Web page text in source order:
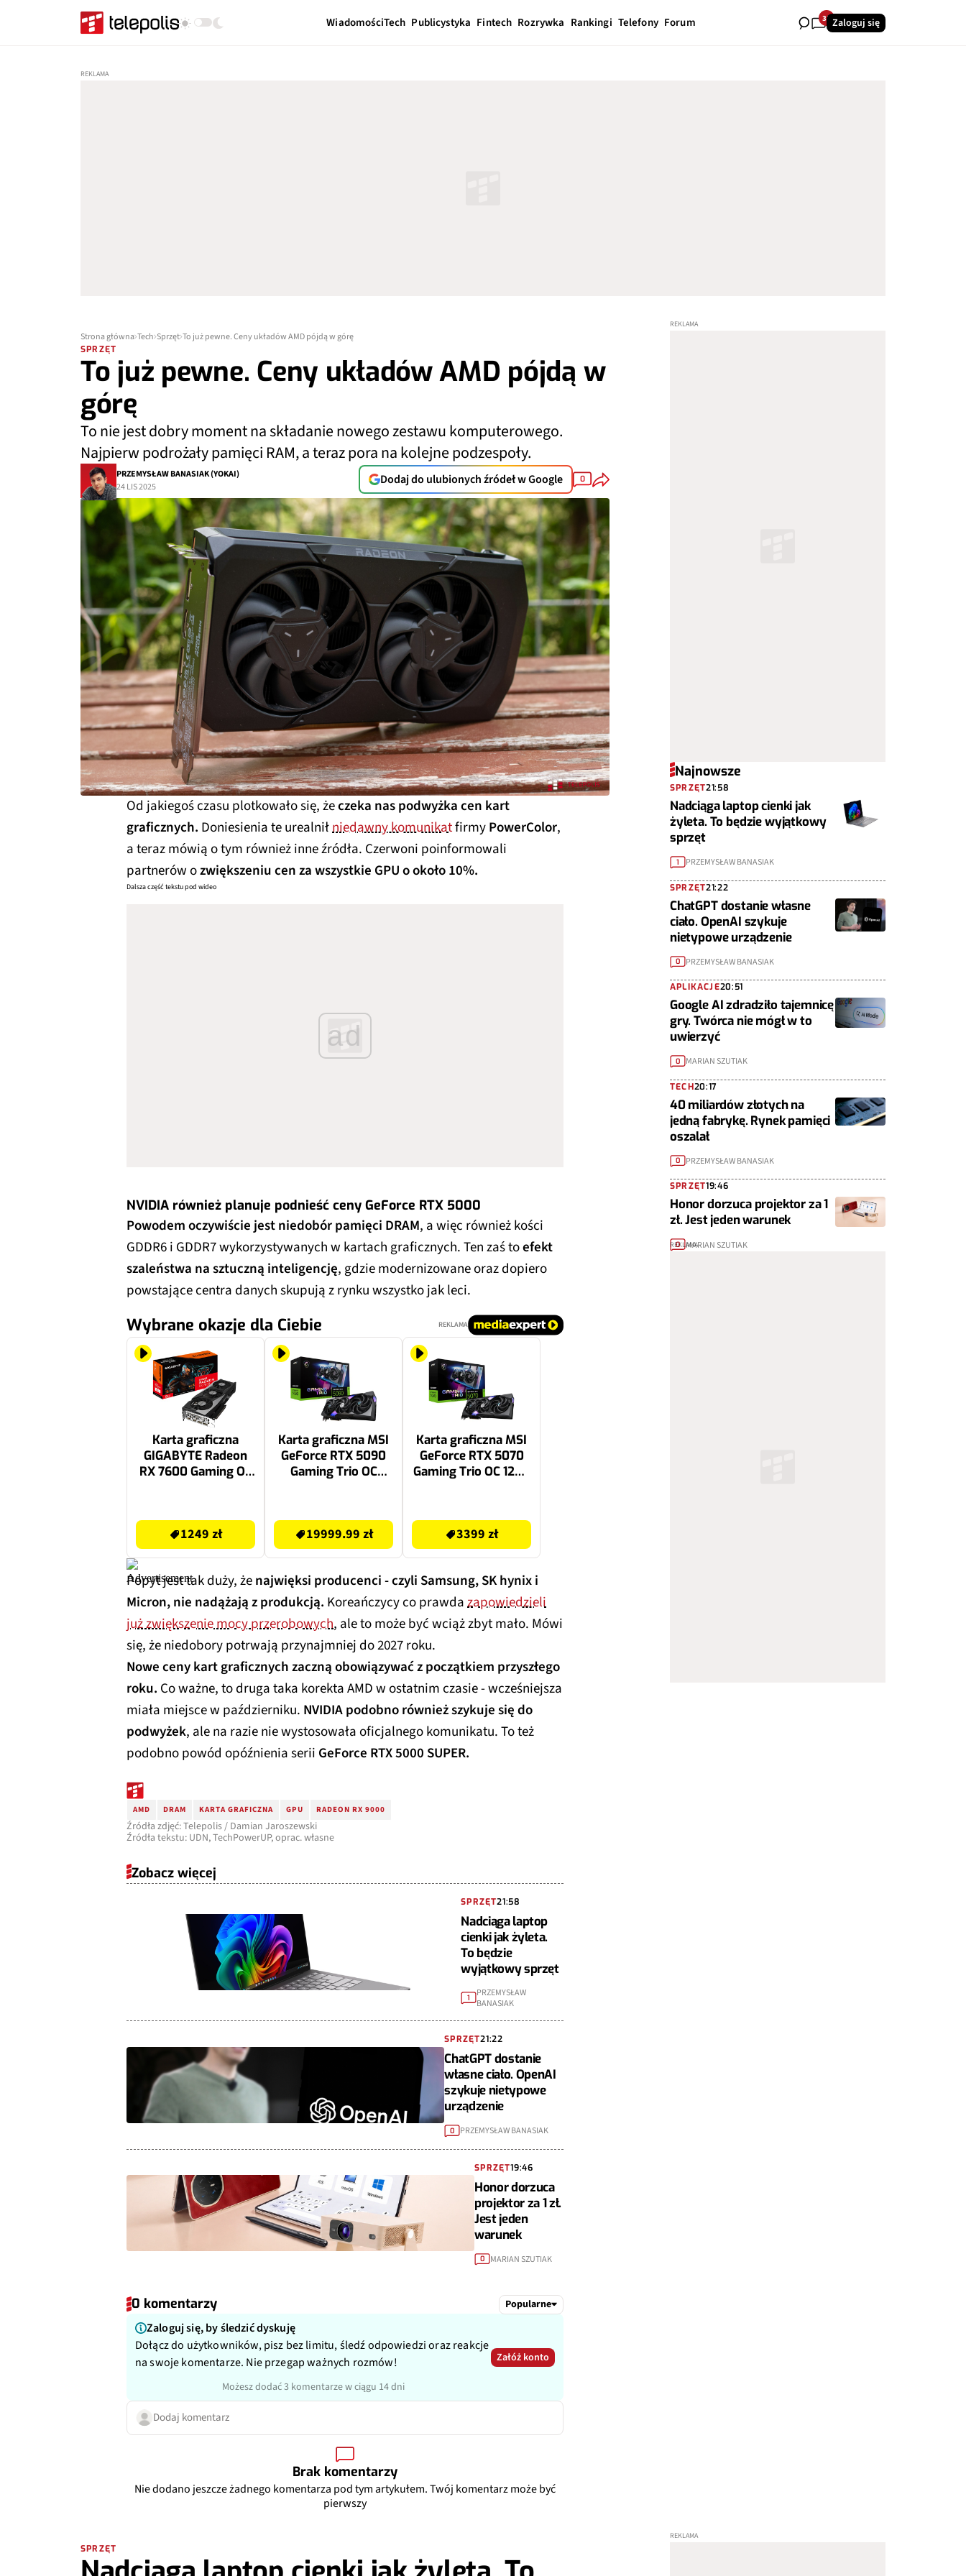
WiadomościTech Publicystyka Fintech Rozrywka Rankingi Telefony Forum 33Zaloguj się
Strona główna Tech Sprzęt To już pewne. Ceny układów AMD pójdą w górę
SPRZĘT
To już pewne. Ceny układów AMD pójdą w
górę
To nie jest dobry moment na składanie nowego zestawu komputerowego.
Najpierw podrożały pamięci RAM, a teraz pora na kolejne podzespoły.
PRZEMYSŁAW BANASIAK (YOKAI)
24 LIS 2025
Dodaj do ulubionych źródeł w Google 0
Od jakiegoś czasu plotkowało się, żeczeka nas podwyżka cen kart
graficznych. Doniesienia te urealniłniedawny komunikatfirmyPowerColor,
a teraz mówią o tym również inne źródła. Czerwoni poinformowali
partnerów ozwiększeniu cen za wszystkie GPU o około 10%.
Dalsza część tekstu pod wideo
ad
NVIDIA również planuje podnieść ceny GeForce RTX 5000
Powodem oczywiście jest niedobór pamięci DRAM, a więc również kości
GDDR6 i GDDR7 wykorzystywanych w kartach graficznych. Ten zaś toefekt
szaleństwa na sztuczną inteligencję, gdzie modernizowane oraz dopiero
powstające centra danych skupują z rynku wszystko jak leci.
Wybrane okazje dla Ciebie REKLAMA
Karta graficzna
GIGABYTE Radeon
RX 7600 Gaming OC
1249 zł
Karta graficzna MSI
GeForce RTX 5090
Gaming Trio OC
19999.99 zł
Karta graficzna MSI
GeForce RTX 5070
Gaming Trio OC 12GB
3399 zł
Popyt jest tak duży, żenajwięksi producenci - czyli Samsung, SK hynix i
Micron, nie nadążają z produkcją. Koreańczycy co prawdazapowiedzieli
już zwiększenie mocy przerobowych, ale to może być wciąż zbyt mało. Mówi
się, że niedobory potrwają przynajmniej do 2027 roku.
Nowe ceny kart graficznych zaczną obowiązywać z początkiem przyszłego
roku. Co ważne, to druga taka korekta AMD w ostatnim czasie - wcześniejsza
miała miejsce w październiku. NVIDIA podobno również szykuje się do
podwyżek, ale na razie nie wystosowała oficjalnego komunikatu. To też
podobno powód opóźnienia serii GeForce RTX 5000 SUPER.
AMD DRAM KARTA GRAFICZNA GPU RADEON RX 9000
Źródła zdjęć: Telepolis / Damian Jaroszewski
Źródła tekstu: UDN, TechPowerUP, oprac. własne
Zobacz więcej
SPRZĘT21:58
Nadciąga laptop
cienki jak żyleta.
To będzie
wyjątkowy sprzęt
1
PRZEMYSŁAW
BANASIAK
SPRZĘT21:22
ChatGPT dostanie
własne ciało. OpenAI
szykuje nietypowe
urządzenie
0 PRZEMYSŁAW BANASIAK
SPRZĘT19:46
Honor dorzuca
projektor za 1 zł.
Jest jeden
warunek
0 MARIAN SZUTIAK
0 komentarzy Popularne
Zaloguj się, by śledzić dyskuję
Dołącz do użytkowników, pisz bez limitu, śledź odpowiedzi oraz reakcje
na swoje komentarze. Nie przegap ważnych rozmów!
Możesz dodać 3 komentarze w ciągu 14 dni
Załóż konto
Dodaj komentarz
Brak komentarzy
Nie dodano jeszcze żadnego komentarza pod tym artykułem. Twój komentarz może być
pierwszy
Najnowsze
SPRZĘT21:58
Nadciąga laptop cienki jak
żyleta. To będzie wyjątkowy
sprzęt
1 PRZEMYSŁAW BANASIAK
SPRZĘT21:22
ChatGPT dostanie własne
ciało. OpenAI szykuje
nietypowe urządzenie
0 PRZEMYSŁAW BANASIAK
APLIKACJE20:51
Google AI zdradziło tajemnicę
gry. Twórca nie mógł w to
uwierzyć
0 MARIAN SZUTIAK
TECH20:17
40 miliardów złotych na
jedną fabrykę. Rynek pamięci
oszalał
0 PRZEMYSŁAW BANASIAK
SPRZĘT19:46
Honor dorzuca projektor za 1
zł. Jest jeden warunek
0 MARIAN SZUTIAK
SPRZĘT